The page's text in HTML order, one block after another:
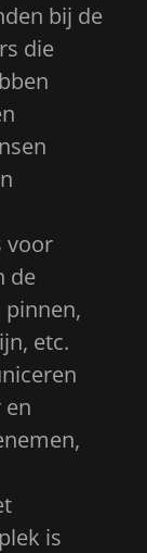
bij de
die
voor
de
pinnen,
etc.
is